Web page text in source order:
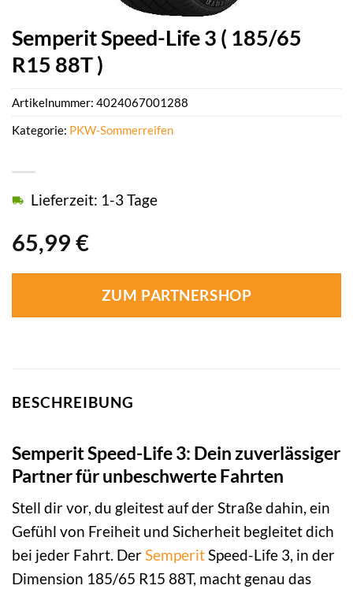
Semperit Speed-Life 3 ( 185/65
R15 88T )
65,99 €
Lieferzeit: 1-3 Tage
ZUM PARTNERSHOP
Artikelnummer: 4024067001288
Kategorie: PKW-Sommerreifen
BESCHREIBUNG
Semperit Speed-Life 3: Dein zuverlässiger
Partner für unbeschwerte Fahrten
Stell dir vor, du gleitest auf der Straße dahin, ein
Gefühl von Freiheit und Sicherheit begleitet dich
bei jeder Fahrt. DerSemperitSpeed-Life 3, in der
Dimension 185/65 R15 88T, macht genau das